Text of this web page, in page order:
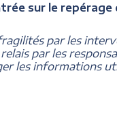
sur le
par les
par les
les informations